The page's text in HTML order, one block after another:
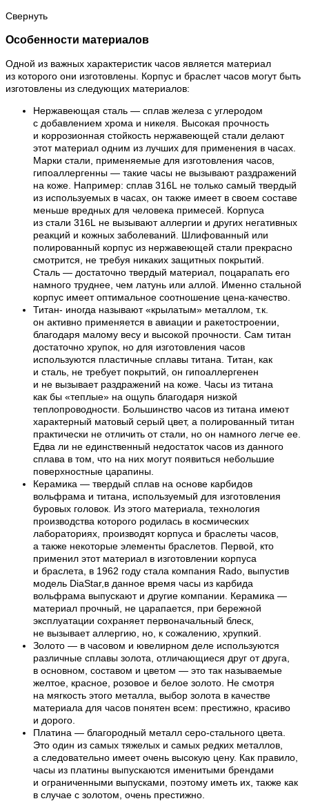
Свернуть
Особенности материалов
Одной из важных характеристик часов является материал
из которого они изготовлены. Корпус и браслет часов могут быть
изготовлены из следующих материалов:
Нержавеющая сталь — сплав железа с углеродом
с добавлением хрома и никеля. Высокая прочность
и коррозионная стойкость нержавеющей стали делают
этот материал одним из лучших для применения в часах.
Марки стали, применяемые для изготовления часов,
гипоаллергенны — такие часы не вызывают раздражений
на коже. Например: сплав 316L не только самый твердый
из используемых в часах, он также имеет в своем составе
меньше вредных для человека примесей. Корпуса
из стали 316L не вызывают аллергии и других негативных
реакций и кожных заболеваний. Шлифованный или
полированный корпус из нержавеющей стали прекрасно
смотрится, не требуя никаких защитных покрытий.
Сталь — достаточно твердый материал, поцарапать его
намного труднее, чем латунь или аллой. Именно стальной
корпус имеет оптимальное соотношение цена-качество.
Титан- иногда называют «крылатым» металлом, т.к.
он активно применяется в авиации и ракетостроении,
благодаря малому весу и высокой прочности. Сам титан
достаточно хрупок, но для изготовления часов
используются пластичные сплавы титана. Титан, как
и сталь, не требует покрытий, он гипоаллергенен
и не вызывает раздражений на коже. Часы из титана
как бы «теплые» на ощупь благодаря низкой
теплопроводности. Большинство часов из титана имеют
характерный матовый серый цвет, а полированный титан
практически не отличить от стали, но он намного легче ее.
Едва ли не единственный недостаток часов из данного
сплава в том, что на них могут появиться небольшие
поверхностные царапины.
Керамика — твердый сплав на основе карбидов
вольфрама и титана, используемый для изготовления
буровых головок. Из этого материала, технология
производства которого родилась в космических
лабораториях, производят корпуса и браслеты часов,
а также некоторые элементы браслетов. Первой, кто
применил этот материал в изготовлении корпуса
и браслета, в 1962 году стала компания Rado, выпустив
модель DiaStar,в данное время часы из карбида
вольфрама выпускают и другие компании. Керамика —
материал прочный, не царапается, при бережной
эксплуатации сохраняет первоначальный блеск,
не вызывает аллергию, но, к сожалению, хрупкий.
Золото — в часовом и ювелирном деле используются
различные сплавы золота, отличающиеся друг от друга,
в основном, составом и цветом — это так называемые
желтое, красное, розовое и белое золото. Не смотря
на мягкость этого металла, выбор золота в качестве
материала для часов понятен всем: престижно, красиво
и дорого.
Платина — благородный металл серо-стального цвета.
Это один из самых тяжелых и самых редких металлов,
а следовательно имеет очень высокую цену. Как правило,
часы из платины выпускаются именитыми брендами
и ограниченными выпусками, поэтому иметь их, также как
в случае с золотом, очень престижно.